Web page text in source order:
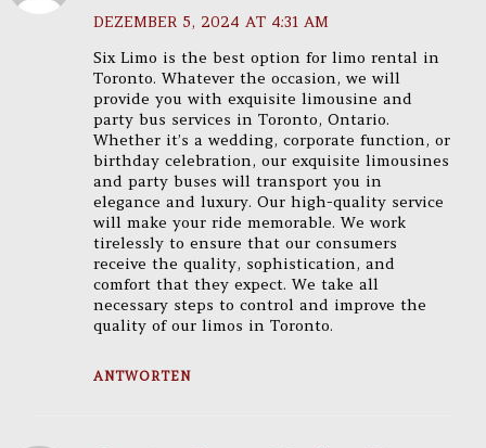
DEZEMBER 5, 2024 AT 4:31 AM
Six Limo is the best option for limo rental in
Toronto. Whatever the occasion, we will
provide you with exquisite limousine and
party bus services in Toronto, Ontario.
Whether it’s a wedding, corporate function, or
birthday celebration, our exquisite limousines
and party buses will transport you in
elegance and luxury. Our high-quality service
will make your ride memorable. We work
tirelessly to ensure that our consumers
receive the quality, sophistication, and
comfort that they expect. We take all
necessary steps to control and improve the
quality of our limos in Toronto.
ANTWORTEN